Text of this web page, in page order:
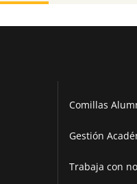
Comillas
Gestión
Trabaja con